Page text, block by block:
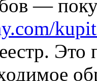
—
Это